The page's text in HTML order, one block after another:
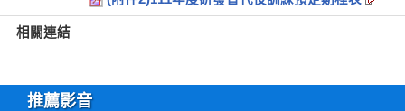
相關連結
推薦影音